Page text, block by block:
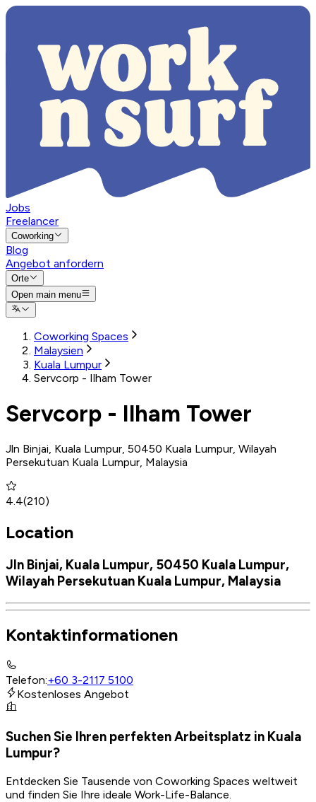
Jobs
Freelancer
Coworking
Blog
Angebot anfordern
Orte
Open main menu
Coworking Spaces
Malaysien
Kuala Lumpur
Servcorp - Ilham Tower
Servcorp - Ilham Tower
Jln Binjai, Kuala Lumpur, 50450 Kuala Lumpur, Wilayah
Persekutuan Kuala Lumpur, Malaysia
4.4(210)
Location
Jln Binjai, Kuala Lumpur, 50450 Kuala Lumpur,
Wilayah Persekutuan Kuala Lumpur, Malaysia
Kontaktinformationen
Telefon:+60 3-2117 5100
Kostenloses Angebot
Suchen Sie Ihren perfekten Arbeitsplatz in Kuala
Lumpur?
Entdecken Sie Tausende von Coworking Spaces weltweit
und finden Sie Ihre ideale Work-Life-Balance.